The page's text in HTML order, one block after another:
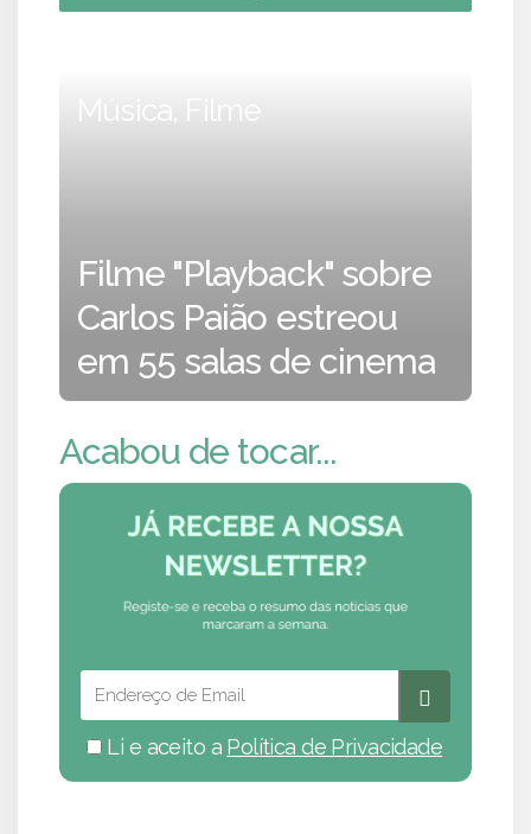
Música, Filme
Filme "Playback" sobre
Carlos Paião estreou
em 55 salas de cinema
Acabou de tocar...
Li e aceito a Política de Privacidade